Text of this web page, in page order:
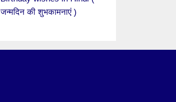
जन्मदिन की शुभकामनाएं )